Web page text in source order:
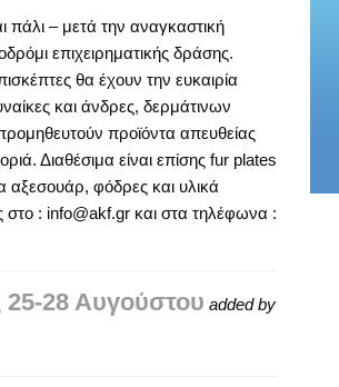
πάλι – μετά την αναγκαστική
επιχειρηματικής δράσης.
θα έχουν την ευκαιρία
και άνδρες, δερμάτινων
προϊόντα απευθείας
Διαθέσιμα είναι επίσης fur plates
φόδρες και υλικά
στο : info@akf.gr και στα τηλέφωνα :
28 Αυγούστου added by